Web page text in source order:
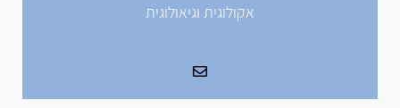
אקולוגית וגיאולוגית